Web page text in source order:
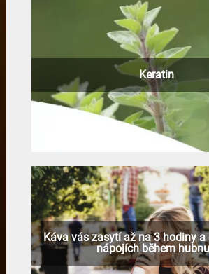
Keratin
Káva vás zasytí až na 3 hodiny
nápojích během